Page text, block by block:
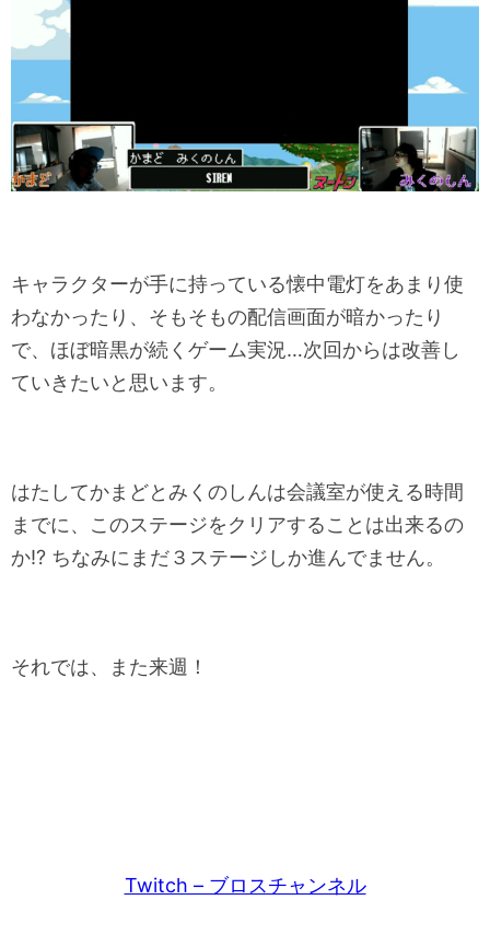
キャラクターが手に持っている懐中電灯をあまり使
わなかったり、そもそもの配信画面が暗かったり
で、ほぼ暗黒が続くゲーム実況…次回からは改善し
ていきたいと思います。
はたしてかまどとみくのしんは会議室が使える時間
までに、このステージをクリアすることは出来るの
か⁉ ちなみにまだ３ステージしか進んでません。
それでは、また来週！
Twitch – ブロスチャンネル